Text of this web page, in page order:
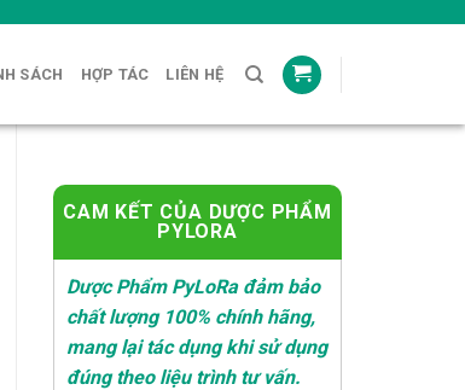
SÁCH HỢP TÁC LIÊN HỆ
CAM KẾT CỦA DƯỢC PHẨM
PYLORA
Dược Phẩm PyLoRa đảm bảo
chất lượng 100% chính hãng,
mang lại tác dụng khi sử dụng
đúng theo liệu trình tư vấn.